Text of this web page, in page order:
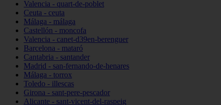
Valencia - quart-de-poblet
Ceuta - ceuta
Málaga - málaga
Castellón - moncofa
Valencia - canet-d39en-berenguer
Barcelona - mataró
Cantabria - santander
Madrid - san-fernando-de-henares
Málaga - torrox
Toledo - illescas
Girona - sant-pere-pescador
Alicante - sant-vicent-del-raspeig